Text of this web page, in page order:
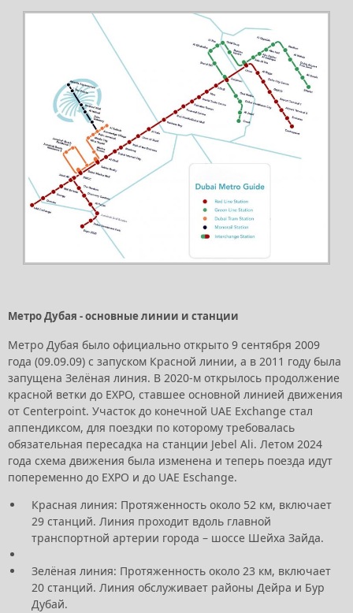
Метро Дубая - основные линии и станции
Метро Дубая было официально открыто 9 сентября 2009
года (09.09.09) с запуском Красной линии, а в 2011 году была
запущена Зелёная линия. В 2020-м открылось продолжение
красной ветки до EXPO, ставшее основной линией движения
от Centerpoint. Участок до конечной UAE Exchange стал
аппендиксом, для поездки по которому требовалась
обязательная пересадка на станции Jebel Ali. Летом 2024
года схема движения была изменена и теперь поезда идут
попеременно до EXPO и до UAE Eschange.
Красная линия: Протяженность около 52 км, включает
29 станций. Линия проходит вдоль главной
транспортной артерии города – шоссе Шейха Зайда.
Зелёная линия: Протяженность около 23 км, включает
20 станций. Линия обслуживает районы Дейра и Бур
Дубай.